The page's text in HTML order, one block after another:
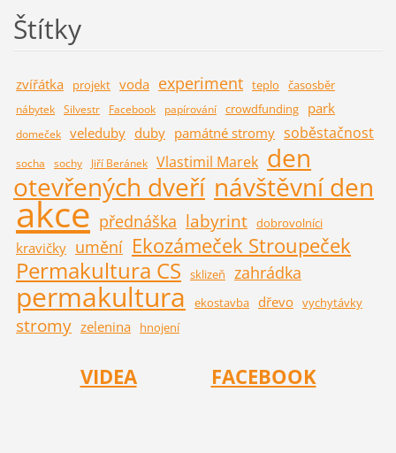
Štítky
zvířátka projekt voda experiment teplo časosběr
nábytek Silvestr Facebook papírování crowdfunding park
domeček veleduby duby památné stromy soběstačnost
socha sochy Jiří Beránek Vlastimil Marek den
otevřených dveří návštěvní den
akce přednáška labyrint dobrovolníci
kravičky umění Ekozámeček Stroupeček
Permakultura CS sklizeň zahrádka
permakultura ekostavba dřevo vychytávky
stromy zelenina hnojení
VIDEA FACEBOOK